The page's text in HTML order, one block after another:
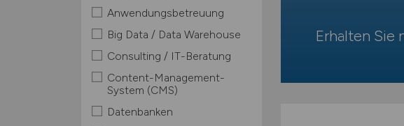
Anwendungsbetreuung
Big Data / Data Warehouse
Consulting / IT-Beratung
Content-Management-
System (CMS)
Datenbanken
Erhalten Sie